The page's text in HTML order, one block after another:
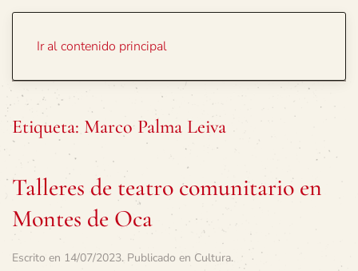
Ir al contenido principal
Etiqueta: Marco Palma Leiva
Talleres de teatro comunitario en
Montes de Oca
Escrito en 14/07/2023. Publicado en Cultura.